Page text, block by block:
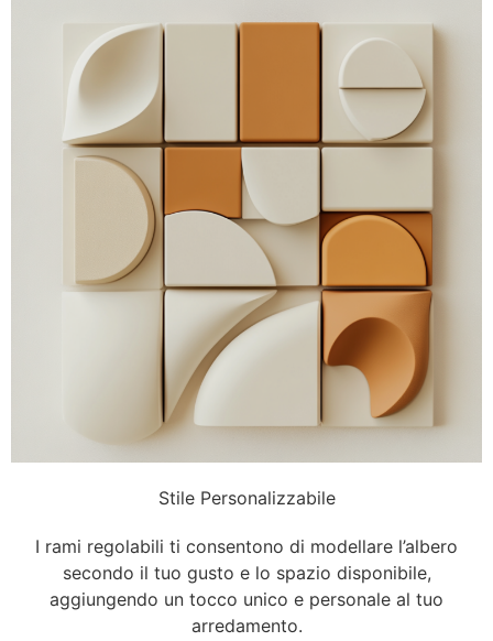
Stile Personalizzabile
I rami regolabili ti consentono di modellare l’albero
secondo il tuo gusto e lo spazio disponibile,
aggiungendo un tocco unico e personale al tuo
arredamento.